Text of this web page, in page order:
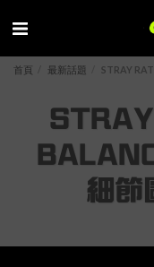
首頁 最新話題 STRAY
細節